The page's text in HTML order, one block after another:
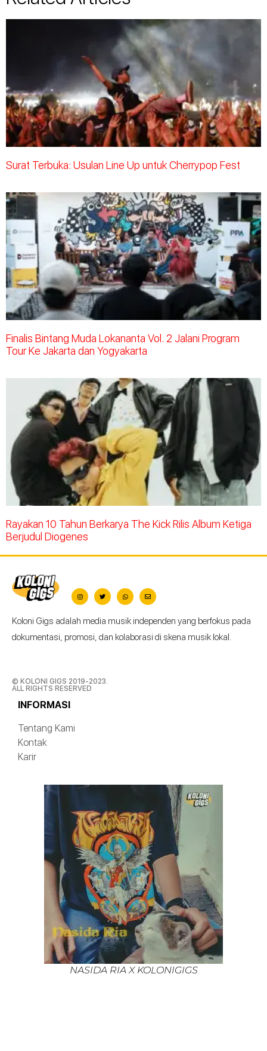
Surat Terbuka: Usulan Line Up untuk Cherrypop Fest
Finalis Bintang Muda Lokananta Vol. 2 Jalani Program
Tour Ke Jakarta dan Yogyakarta
Rayakan 10 Tahun Berkarya The Kick Rilis Album Ketiga
Berjudul Diogenes
Koloni Gigs adalah media musik independen yang berfokus pada
dokumentasi, promosi, dan kolaborasi di skena musik lokal.
© KOLONI GIGS 2019-2023.
ALL RIGHTS RESERVED
INFORMASI
Tentang Kami
Kontak
Karir
NASIDA RIA X KOLONIGIGS